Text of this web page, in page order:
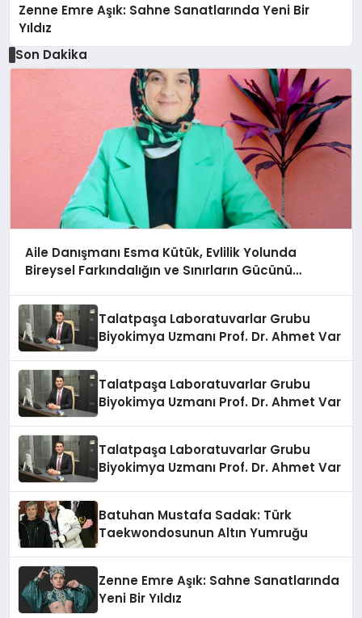
Zenne Emre Aşık: Sahne Sanatlarında Yeni Bir
Yıldız
Son Dakika
Aile Danışmanı Esma Kütük, Evlilik Yolunda
Bireysel Farkındalığın ve Sınırların Gücünü
Talatpaşa Laboratuvarlar Grubu
Biyokimya Uzmanı Prof. Dr. Ahmet Var
Talatpaşa Laboratuvarlar Grubu
Biyokimya Uzmanı Prof. Dr. Ahmet Var
Talatpaşa Laboratuvarlar Grubu
Biyokimya Uzmanı Prof. Dr. Ahmet Var
Batuhan Mustafa Sadak: Türk
Taekwondosunun Altın Yumruğu
Zenne Emre Aşık: Sahne Sanatlarında
Yeni Bir Yıldız